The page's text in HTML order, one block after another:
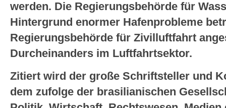
werden. Die Regierungsbehörde für
Hintergrund enormer Hafenprobleme
Regierungsbehörde für Zivilluftfahrt
Durcheinanders im Luftfahrtsektor.
Zitiert wird der große Schriftsteller und
dem zufolge der brasilianischen